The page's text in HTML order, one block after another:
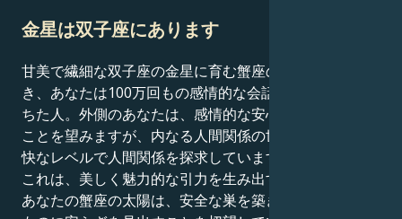
金星は双子座にあります
甘美で繊細な双子座の金星に育む蟹座の太陽が宿ると
き、あなたは100万回もの感情的な会話を交わす愛に満
ちた人。外側のあなたは、感情的な安心と深い絆を育む
ことを望みますが、内なる人間関係の世界は、知的で軽
快なレベルで人間関係を探求しています。
これは、美しく魅力的な引力を生み出す緊張関係です。
あなたの蟹座の太陽は、安全な巣を築き、慣れ親しんだ